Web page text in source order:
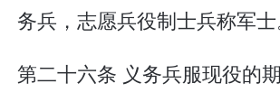
务兵，志愿兵役制士兵称军士
第二十六条 义务兵服现役的期